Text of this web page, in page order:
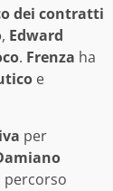
dei contratti
, Edward
. Frenza ha
e
per
percorso